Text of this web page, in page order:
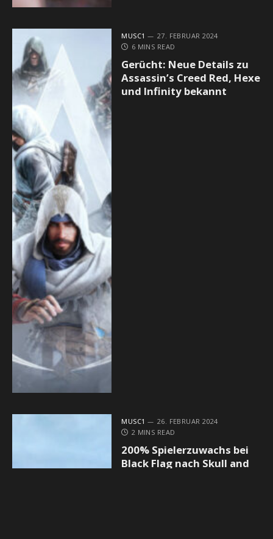
MUSC1
27. FEBRUAR 2024
6 MINS READ
Gerücht: Neue Details zu
Assassin’s Creed Red, Hexe
und Infinity bekannt
MUSC1
26. FEBRUAR 2024
2 MINS READ
200% Spielerzuwachs bei
Black Flag nach Skull and